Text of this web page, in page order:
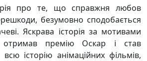
про те, що справжня любов
безумовно сподобається
Яскрава історія за мотивами
отримав премію Оскар і став
історію анімаційних фільмів,